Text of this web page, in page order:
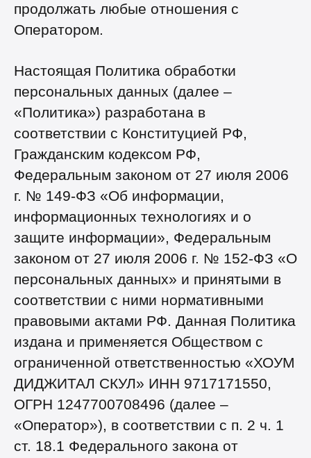
продолжать любые отношения с
Оператором.
Настоящая Политика обработки
персональных данных (далее –
«Политика») разработана в
соответствии с Конституцией РФ,
Гражданским кодексом РФ,
Федеральным законом от 27 июля 2006
г. № 149-ФЗ «Об информации,
информационных технологиях и о
защите информации», Федеральным
законом от 27 июля 2006 г. № 152-ФЗ «О
персональных данных» и принятыми в
соответствии с ними нормативными
правовыми актами РФ. Данная Политика
издана и применяется Обществом с
ограниченной ответственностью «ХОУМ
ДИДЖИТАЛ СКУЛ» ИНН 9717171550,
ОГРН 1247700708496 (далее –
«Оператор»), в соответствии с п. 2 ч. 1
ст. 18.1 Федерального закона от